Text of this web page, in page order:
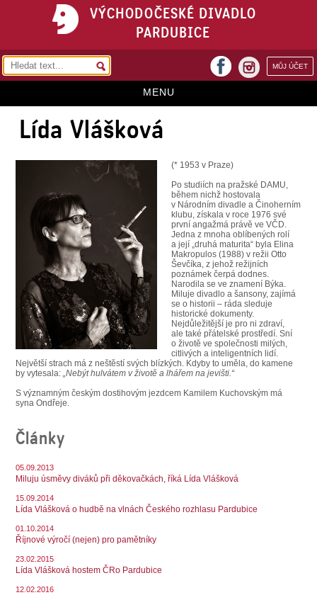
VÝCHODOČESKÉ DIVADLO
PARDUBICE
MŮJ ÚČET
facebook
MENU
HOME
REPERTOÁR
VSTUPENKY
PŘEDPLATNÉ
KONTAKTY
O DIVADLE
SOUBOR
DÁLE NABÍZÍME
Lída Vlášková
(* 1953 v Praze)
Po studiích na pražské DAMU,
během nichž hostovala
v Národním divadle a Činoherním
klubu, získala v roce 1976 své
první angažmá právě ve VČD.
Jedna z mnoha oblíbených rolí
a její „druhá maturita“ byla Elina
Makropulos (1988) v režii Otto
Ševčíka, z jehož režijních
poznámek čerpá dodnes.
Narodila se ve znamení Býka.
Miluje divadlo a šansony, zajímá
se o historii – ráda sleduje
historické dokumenty.
Nejdůležitější je pro ni zdraví,
ale také přátelské prostředí. Sní
o životě ve společnosti milých,
citlivých a inteligentních lidí.
Největší strach má z neštěstí svých blízkých. Kdyby to uměla, do kamene
by vytesala:„Nebýt hulvátem v životě a lhářem na jevišti.“
S významným českým dostihovým jezdcem Kamilem Kuchovským má
syna Ondřeje.
Články
05.09.2013
Miluju úsměvy diváků při děkovačkách, říká Lída Vlášková
15.09.2014
Lída Vlášková o hudbě na vlnách Českého rozhlasu Pardubice
01.10.2014
Říjnové výročí (nejen) pro pamětníky
23.02.2015
Lída Vlášková hostem ČRo Pardubice
12.02.2016